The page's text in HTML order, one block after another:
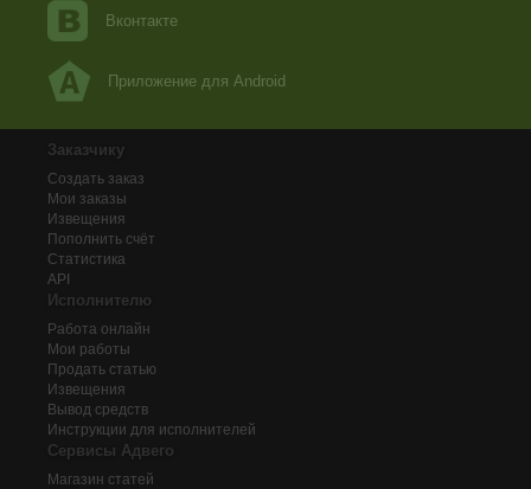
Вконтакте
Приложение для Android
Заказчику
Создать заказ
Мои заказы
Извещения
Пополнить счёт
Статистика
API
Исполнителю
Работа онлайн
Мои работы
Продать статью
Извещения
Вывод средств
Инструкции для исполнителей
Сервисы Адвего
Магазин статей